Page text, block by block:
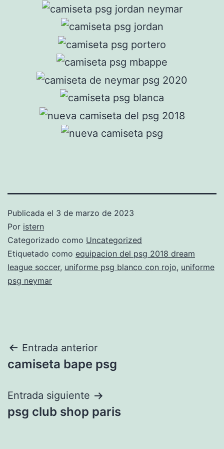
Publicada el 3 de marzo de 2023
Por istern
Categorizado como Uncategorized
Etiquetado como equipacion del psg 2018 dream
league soccer, uniforme psg blanco con rojo, uniforme
psg neymar
Navegación
de
entradas
Entrada anterior
camiseta bape psg
Entrada siguiente
psg club shop paris